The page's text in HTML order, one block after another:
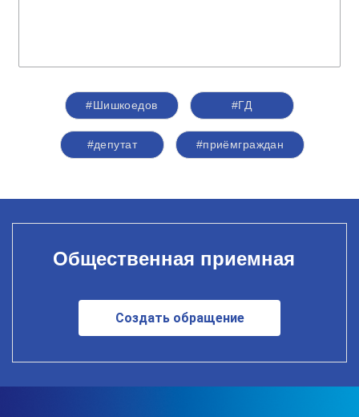
#Шишкоедов #ГД
#депутат #приёмграждан
Общественная приемная
Создать обращение